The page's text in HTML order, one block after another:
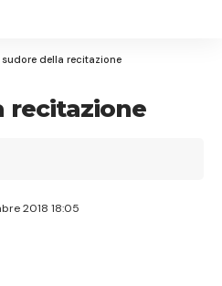
sudore della recitazione
recitazione
2018 18:05